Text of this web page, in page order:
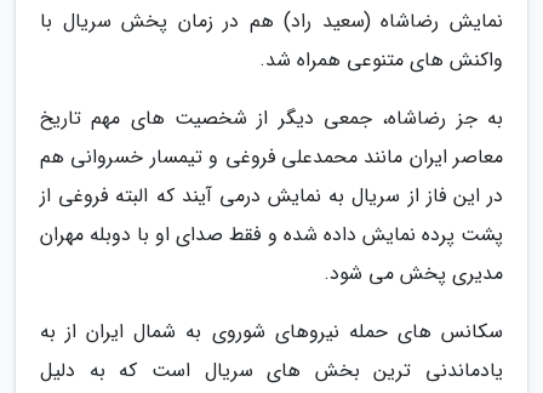
نمایش رضاشاه (سعید راد) هم در زمان پخش سریال با
واکنش های متنوعی همراه شد.
به جز رضاشاه، جمعی دیگر از شخصیت های مهم تاریخ
معاصر ایران مانند محمدعلی فروغی و تیمسار خسروانی هم
در این فاز از سریال به نمایش درمی آیند که البته فروغی از
پشت پرده نمایش داده شده و فقط صدای او با دوبله مهران
مدیری پخش می شود.
سکانس های حمله نیروهای شوروی به شمال ایران از به
یادماندنی ترین بخش های سریال است که به دلیل